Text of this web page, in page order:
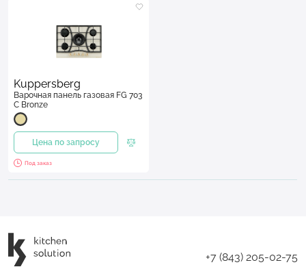
Kuppersberg
Варочная панель газовая FG 703
C Bronze
Цена по запросу
Под заказ
+7 (843) 205-02-75